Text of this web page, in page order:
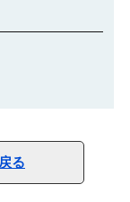
る